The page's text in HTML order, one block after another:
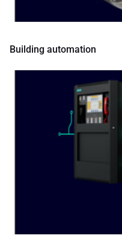
Building automation